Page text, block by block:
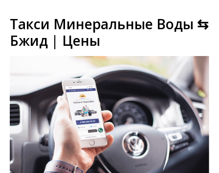
Такси Минеральные Воды ⇆
Бжид | Цены